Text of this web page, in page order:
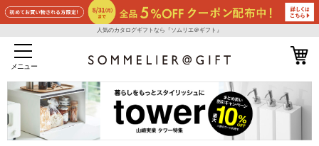
人気のカタログギフトなら『ソムリエ＠ギフト』
メニュー